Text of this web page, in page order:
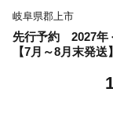
岐阜県郡上市
先行予約 2027年
【7月～8月末発
ブルーベリー 生